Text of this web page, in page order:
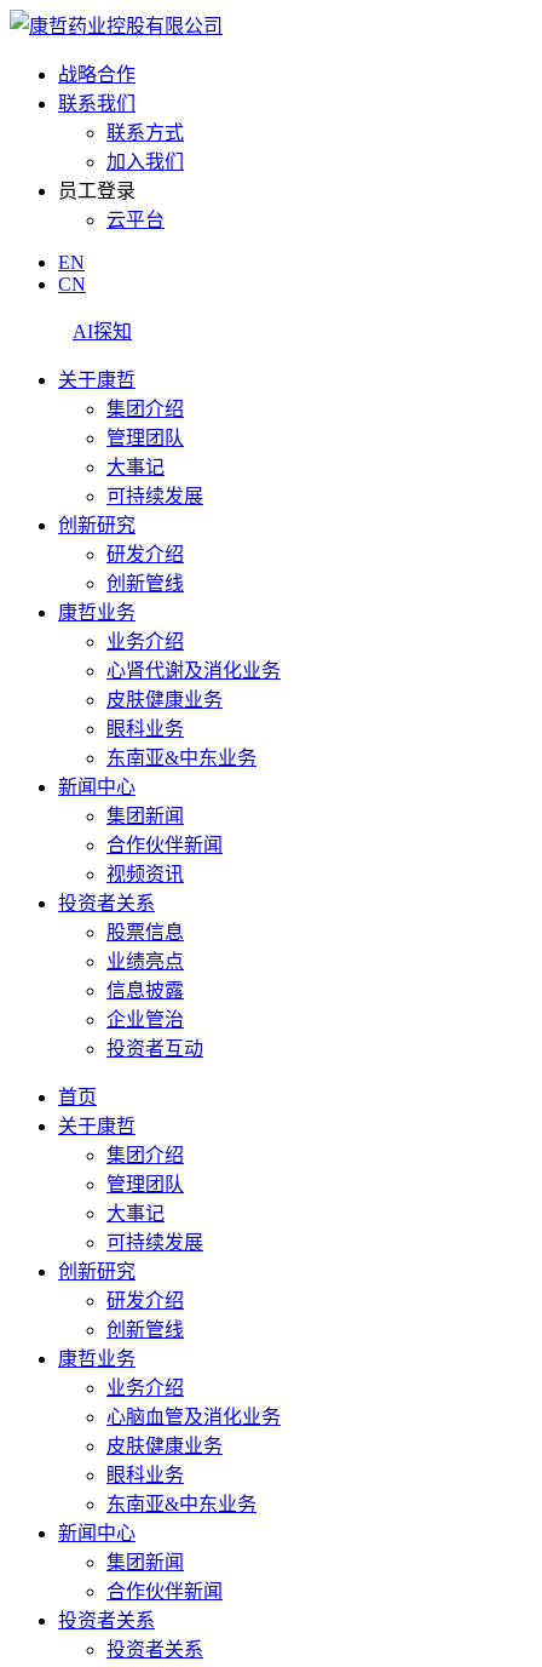
战略合作
联系我们
联系方式
加入我们
员工登录
云平台
EN
CN
AI探知
关于康哲
集团介绍
管理团队
大事记
可持续发展
创新研究
研发介绍
创新管线
康哲业务
业务介绍
心肾代谢及消化业务
皮肤健康业务
眼科业务
东南亚&中东业务
新闻中心
集团新闻
合作伙伴新闻
视频资讯
投资者关系
股票信息
业绩亮点
信息披露
企业管治
投资者互动
首页
关于康哲
集团介绍
管理团队
大事记
可持续发展
创新研究
研发介绍
创新管线
康哲业务
业务介绍
心脑血管及消化业务
皮肤健康业务
眼科业务
东南亚&中东业务
新闻中心
集团新闻
合作伙伴新闻
投资者关系
投资者关系